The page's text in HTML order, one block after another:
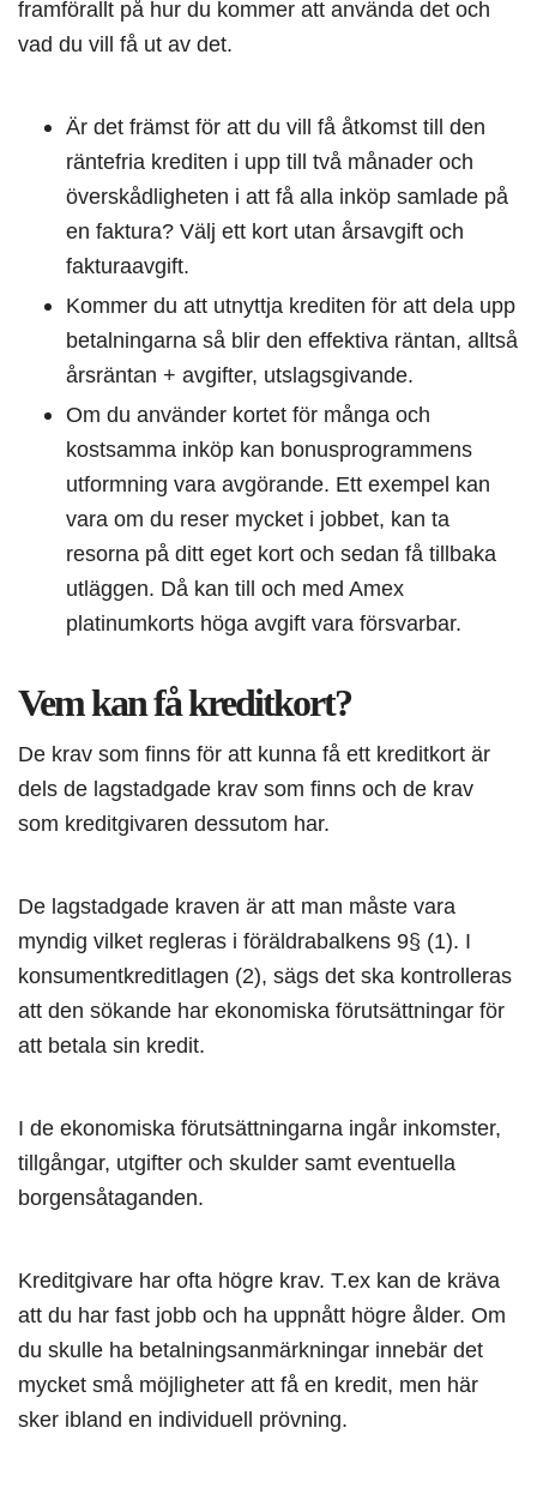
framförallt på hur du kommer att använda det och
vad du vill få ut av det.
Är det främst för att du vill få åtkomst till den
räntefria krediten i upp till två månader och
överskådligheten i att få alla inköp samlade på
en faktura? Välj ett kort utan årsavgift och
fakturaavgift.
Kommer du att utnyttja krediten för att dela upp
betalningarna så blir den effektiva räntan, alltså
årsräntan + avgifter, utslagsgivande.
Om du använder kortet för många och
kostsamma inköp kan bonusprogrammens
utformning vara avgörande. Ett exempel kan
vara om du reser mycket i jobbet, kan ta
resorna på ditt eget kort och sedan få tillbaka
utläggen. Då kan till och med Amex
platinumkorts höga avgift vara försvarbar.
Vem kan få kreditkort?
De krav som finns för att kunna få ett kreditkort är
dels de lagstadgade krav som finns och de krav
som kreditgivaren dessutom har.
De lagstadgade kraven är att man måste vara
myndig vilket regleras i föräldrabalkens 9§ (1). I
konsumentkreditlagen (2), sägs det ska kontrolleras
att den sökande har ekonomiska förutsättningar för
att betala sin kredit.
I de ekonomiska förutsättningarna ingår inkomster,
tillgångar, utgifter och skulder samt eventuella
borgensåtaganden.
Kreditgivare har ofta högre krav. T.ex kan de kräva
att du har fast jobb och ha uppnått högre ålder. Om
du skulle ha betalningsanmärkningar innebär det
mycket små möjligheter att få en kredit, men här
sker ibland en individuell prövning.